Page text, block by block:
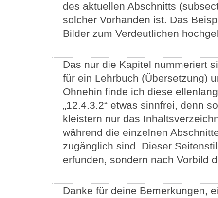
des aktuellen Abschnitts
solcher Vorhanden ist. Das
Bilder zum Verdeutlichen
Das nur die Kapitel nummeriert
für ein Lehrbuch (Übersetzung)
Ohnehin finde ich diese
„12.4.3.2“ etwas sinnfrei, denn
kleistern nur das
während die einzelnen
zugänglich sind. Dieser
erfunden, sondern nach Vorbild
Danke für deine Bemerkungen,